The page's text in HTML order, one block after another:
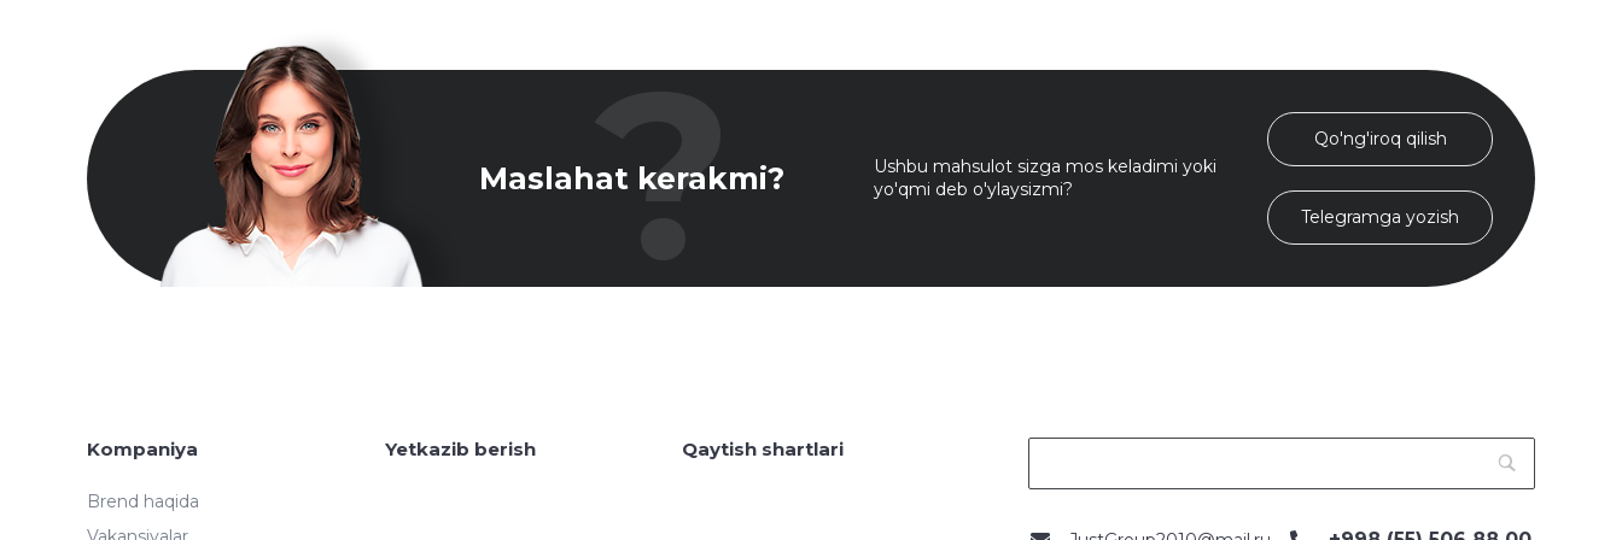
Maslahat kerakmi?
Ushbu mahsulot sizga mos keladimi yoki
yo'qmi deb o'ylaysizmi?
Qo'ng'iroq qilish
Telegramga yozish
Kompaniya
Brend haqida
Yetkazib berish Qaytish shartlari